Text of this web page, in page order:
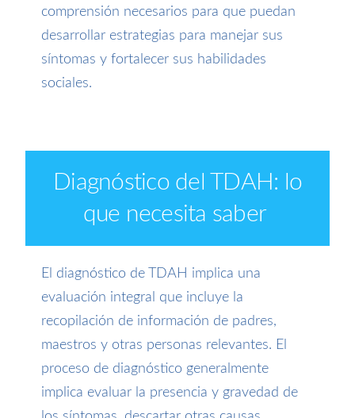
comprensión necesarios para que puedan
desarrollar estrategias para manejar sus
síntomas y fortalecer sus habilidades
sociales.
Diagnóstico del TDAH: lo
que necesita saber
El diagnóstico de TDAH implica una
evaluación integral que incluye la
recopilación de información de padres,
maestros y otras personas relevantes. El
proceso de diagnóstico generalmente
implica evaluar la presencia y gravedad de